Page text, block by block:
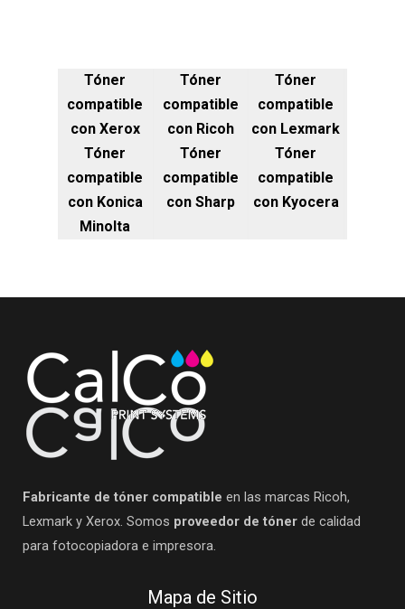
Tóner
compatible
con Xerox
Tóner
compatible
con Ricoh
Tóner
compatible
con Lexmark
Tóner
compatible
con Konica
Minolta
Tóner
compatible
con Sharp
Tóner
compatible
con Kyocera
Fabricante de tóner compatible en las marcas Ricoh,
Lexmark y Xerox. Somos proveedor de tóner de calidad
para fotocopiadora e impresora.
Mapa de Sitio